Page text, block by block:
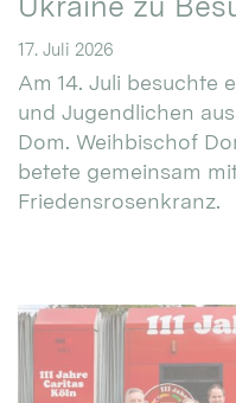
17. Juli 2026
Am 14. Juli besuchte
und Jugendlichen
Dom. Weihbischof
betete gemeinsam
Friedensrosenkranz.